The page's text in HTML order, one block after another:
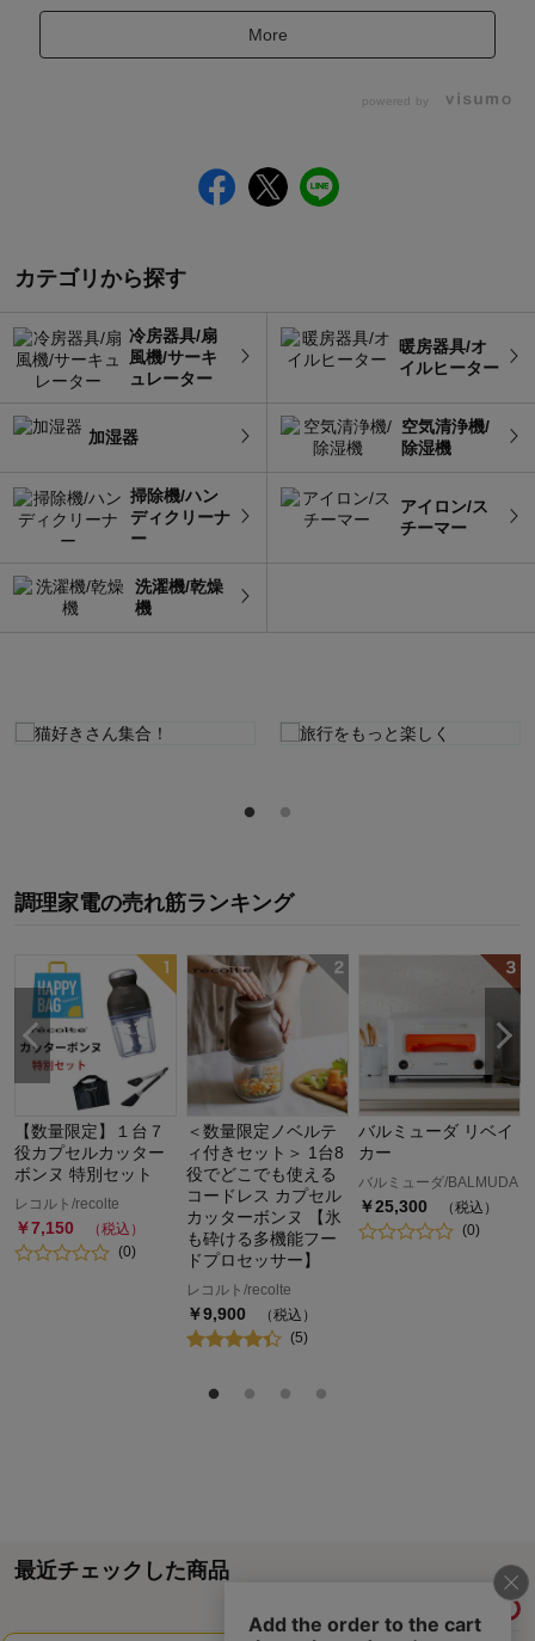
More
powered by
カテゴリから探す
冷房器具/扇
風機/サーキ
ュレーター
暖房器具/オ
イルヒーター
加湿器
空気清浄機/
除湿機
掃除機/ハン
ディクリーナ
ー
アイロン/ス
チーマー
洗濯機/乾燥
機
調理家電の売れ筋ランキング
【数量限定】１台７
役カプセルカッター
ボンヌ 特別セット
レコルト/recolte
￥7,150
（税込）
(0)
＜数量限定ノベルテ
ィ付きセット＞ 1台8
役でどこでも使える
コードレス カプセル
カッターボンヌ 【氷
も砕ける多機能フー
ドプロセッサー】
レコルト/recolte
￥9,900
（税込）
(5)
バルミューダ リベイ
カー
バルミューダ/BALMUDA
￥25,300
（税込）
(0)
最近チェックした商品